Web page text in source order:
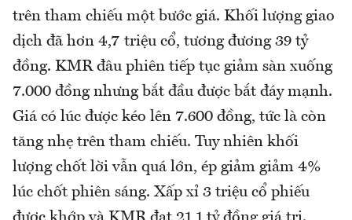
trên tham chiếu một bước giá. Khối lượng giao
dịch đã hơn 4,7 triệu cổ, tương đương 39 tỷ
đồng. KMR đâu phiên tiếp tục giảm sàn xuống
7.000 đồng nhưng bắt đầu được bắt đáy mạnh.
Giá có lúc được kéo lên 7.600 đồng, tức là còn
tăng nhẹ trên tham chiếu. Tuy nhiên khối
lượng chốt lời vẫn quá lớn, ép giảm giảm 4%
lúc chốt phiên sáng. Xấp xỉ 3 triệu cổ phiếu